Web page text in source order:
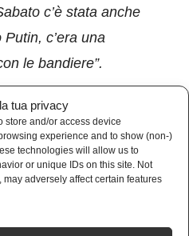
tua privacy
store and/or access device
experience and to show (non-)
technologies will allow us to
or unique IDs on this site. Not
adversely affect certain features
c’è stata anche
c’era una
le bandiere”.
personali, dette da
a Mosca, ma
la trasmissione di La7
Marco Furfaro
Russia, ha detto